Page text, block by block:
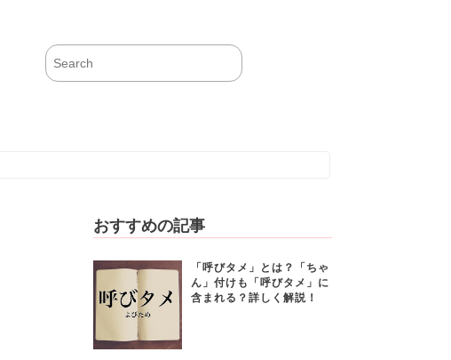
おすすめの記事
「呼びタメ」とは？「ちゃ
ん」付けも「呼びタメ」に
含まれる？詳しく解説！